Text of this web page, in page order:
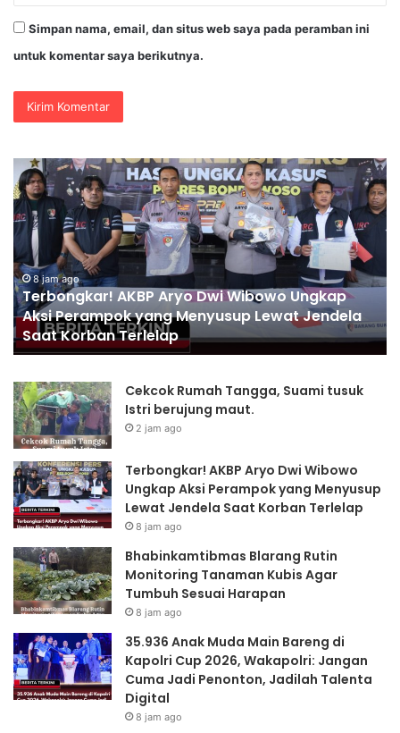
Simpan nama, email, dan situs web saya pada peramban ini
untuk komentar saya berikutnya.
Bhabinkamtibmas
Blarang
Rutin
Monitoring
Tanaman
Kubis
Agar
Tumbuh
Sesuai
Harapan
8 jam ago
Bhabinkamtibmas Blarang Rutin Monitoring
Tanaman Kubis Agar Tumbuh Sesuai Harapan
Cekcok Rumah Tangga, Suami tusuk
Istri berujung maut.
2 jam ago
Terbongkar! AKBP Aryo Dwi Wibowo
Ungkap Aksi Perampok yang Menyusup
Lewat Jendela Saat Korban Terlelap
8 jam ago
Bhabinkamtibmas Blarang Rutin
Monitoring Tanaman Kubis Agar
Tumbuh Sesuai Harapan
8 jam ago
35.936 Anak Muda Main Bareng di
Kapolri Cup 2026, Wakapolri: Jangan
Cuma Jadi Penonton, Jadilah Talenta
Digital
8 jam ago